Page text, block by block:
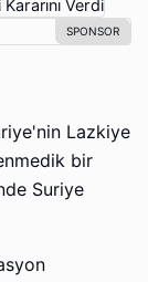
Lazkiye
bir
Suriye